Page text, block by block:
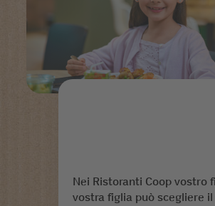
Nei Ristoranti Coop vostro
vostra figlia può scegliere il